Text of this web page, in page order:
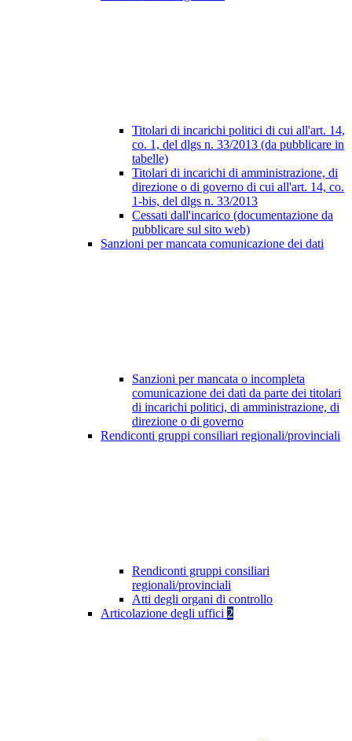
Titolari di incarichi politici di cui all'art. 14,
co. 1, del dlgs n. 33/2013 (da pubblicare in
tabelle)
Titolari di incarichi di amministrazione, di
direzione o di governo di cui all'art. 14, co.
1-bis, del dlgs n. 33/2013
Cessati dall'incarico (documentazione da
pubblicare sul sito web)
Sanzioni per mancata comunicazione dei dati
Sanzioni per mancata o incompleta
comunicazione dei dati da parte dei titolari
di incarichi politici, di amministrazione, di
direzione o di governo
Rendiconti gruppi consiliari regionali/provinciali
Rendiconti gruppi consiliari
regionali/provinciali
Atti degli organi di controllo
Articolazione degli uffici 2